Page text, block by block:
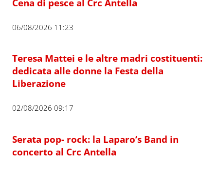
Cena di pesce al Crc Antella
06/08/2026 11:23
Teresa Mattei e le altre madri costituenti:
dedicata alle donne la Festa della
Liberazione
02/08/2026 09:17
Serata pop- rock: la Laparo’s Band in
concerto al Crc Antella